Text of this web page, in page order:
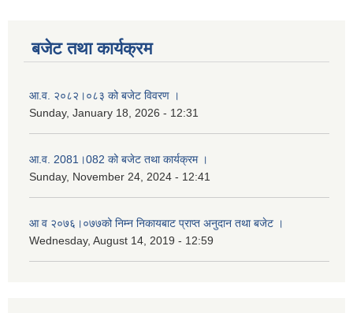
बजेट तथा कार्यक्रम
आ.व. २०८२।०८३ को बजेट विवरण ।
Sunday, January 18, 2026 - 12:31
आ.व. 2081।082 को बजेट तथा कार्यक्रम ।
Sunday, November 24, 2024 - 12:41
आ‌ व २०७६।०७७को निम्न निकायबाट प्राप्त अनुदान तथा बजेट ।
Wednesday, August 14, 2019 - 12:59